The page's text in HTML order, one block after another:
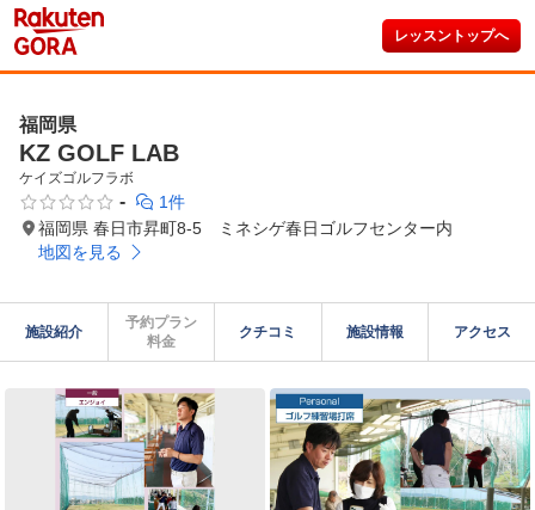
レッスントップへ
福岡県
KZ GOLF LAB
ケイズゴルフラボ
-
1件
福岡県 春日市昇町8-5 ミネシゲ春日ゴルフセンター内
地図を見る
施設紹介
予約プラン
料金
クチコミ 施設情報 アクセス